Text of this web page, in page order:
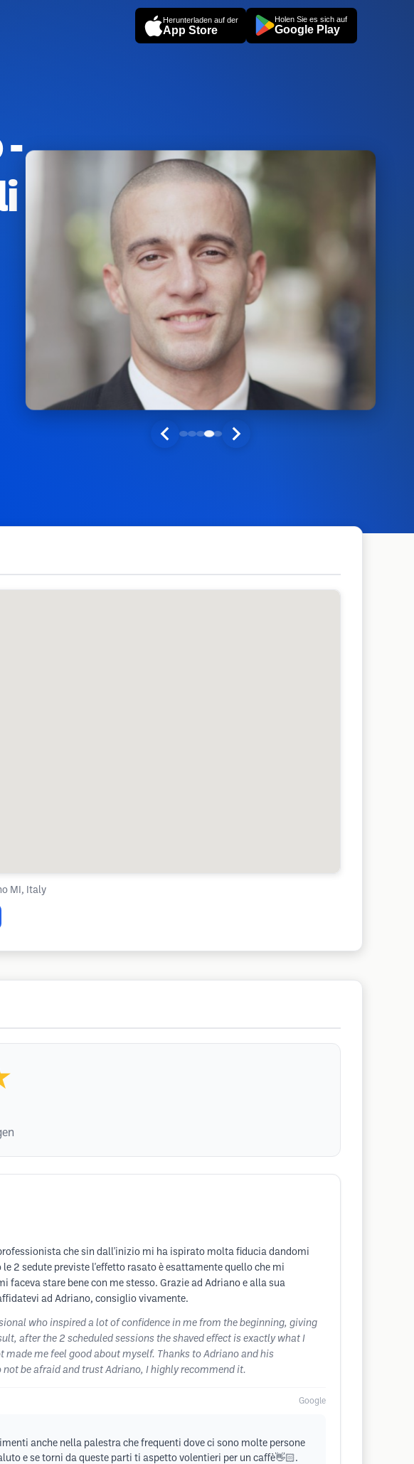
Herunterladen auf der
App Store
Holen Sie es sich auf
Google Play
-
MI, Italy
che sin dall'inizio mi ha ispirato molta fiducia dandomi
2 sedute previste l'effetto rasato è esattamente quello che mi
stare bene con me stesso. Grazie ad Adriano e alla sua
ad Adriano, consiglio vivamente.
who inspired a lot of confidence in me from the beginning, giving
after the 2 scheduled sessions the shaved effect is exactly what I
me feel good about myself. Thanks to Adriano and his
be afraid and trust Adriano, I highly recommend it.
Google
anche nella palestra che frequenti dove ci sono molte persone
e se torni da queste parti ti aspetto volentieri per un caffè👋🏻.